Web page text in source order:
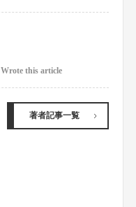
Wrote this article
著者記事一覧